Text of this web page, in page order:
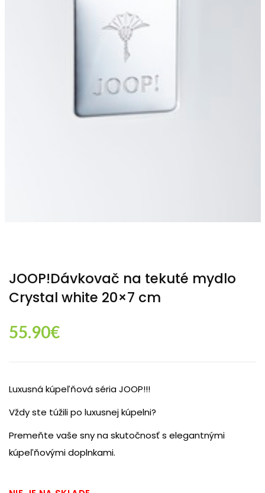
JOOP!Dávkovač na tekuté mydlo
Crystal white 20×7 cm
55.90€
Luxusná kúpeľňová séria JOOP!!!
Vždy ste túžili po luxusnej kúpelni?
Premeňte vaše sny na skutočnosť s elegantnými
kúpeľňovými doplnkami.